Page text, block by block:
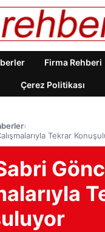
Firma Rehberi
Çerez Politikası
›
Tekrar